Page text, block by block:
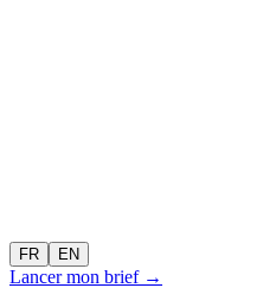
FR EN
Lancer mon brief →